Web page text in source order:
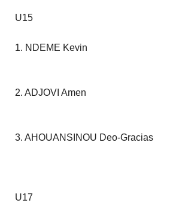
U15
1. NDEME Kevin
2. ADJOVI Amen
3. AHOUANSINOU Deo-Gracias
U17